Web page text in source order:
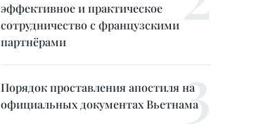
эффективное и практическое
сотрудничество с французскими
партнёрами
Порядок проставления апостиля на
официальных документах Вьетнама